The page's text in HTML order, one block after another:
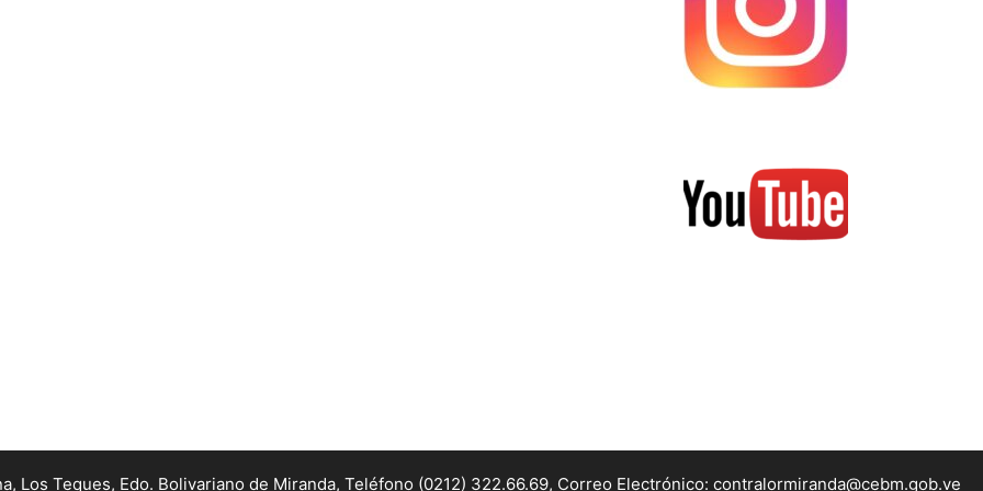
Los Teques, Edo. Bolivariano de Miranda, Teléfono (0212) 322.66.69, Correo Electrónico: contralormiranda@cebm.gob.ve